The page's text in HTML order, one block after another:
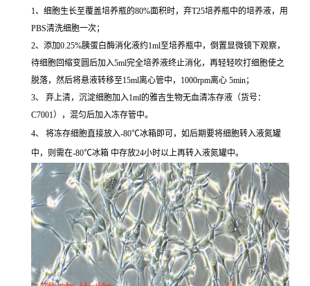
1、细胞生长至覆盖培养瓶的80%面积时，弃T25培养瓶中的培养液，用
PBS清洗细胞一次；
2、添加0.25%胰蛋白酶消化液约1ml至培养瓶中，倒置显微镜下观察，
待细胞回缩变圆后加入5ml完全培养液终止消化，再轻轻吹打细胞使之
脱落，然后将悬液转移至15ml离心管中，1000rpm离心 5min；
3、 弃上清，沉淀细胞加入1ml的雅吉生物无血清冻存液（货号：
C7001），混匀后加入冻存管中。
4、 将冻存细胞直接放入-80℃冰箱即可，如后期要将细胞转入液氮罐
中，则需在-80℃冰箱 中存放24小时以上再转入液氮罐中。